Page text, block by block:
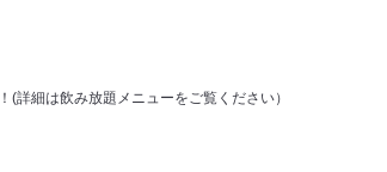
詳細は飲み放題メニューをご覧ください）